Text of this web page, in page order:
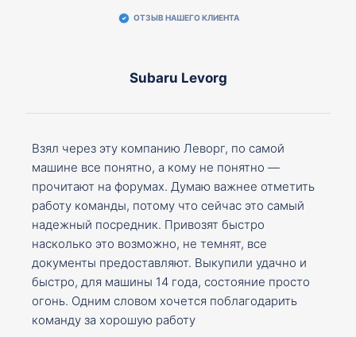
ОТЗЫВ НАШЕГО КЛИЕНТА
Subaru Levorg
Взял через эту компанию Леворг, по самой
машине все понятно, а кому не понятно —
прочитают на форумах. Думаю важнее отметить
работу команды, потому что сейчас это самый
надежный посредник. Привозят быстро
насколько это возможно, не темнят, все
документы предоставляют. Выкупили удачно и
быстро, для машины 14 года, состояние просто
огонь. Одним словом хочется поблагодарить
команду за хорошую работу